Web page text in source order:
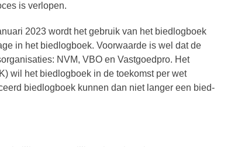
is verlopen.
2023 wordt het gebruik van het biedlogboek
in het biedlogboek. Voorwaarde is wel dat de
NVM, VBO en Vastgoedpro. Het
wil het biedlogboek in de toekomst per wet
biedlogboek kunnen dan niet langer een bied-